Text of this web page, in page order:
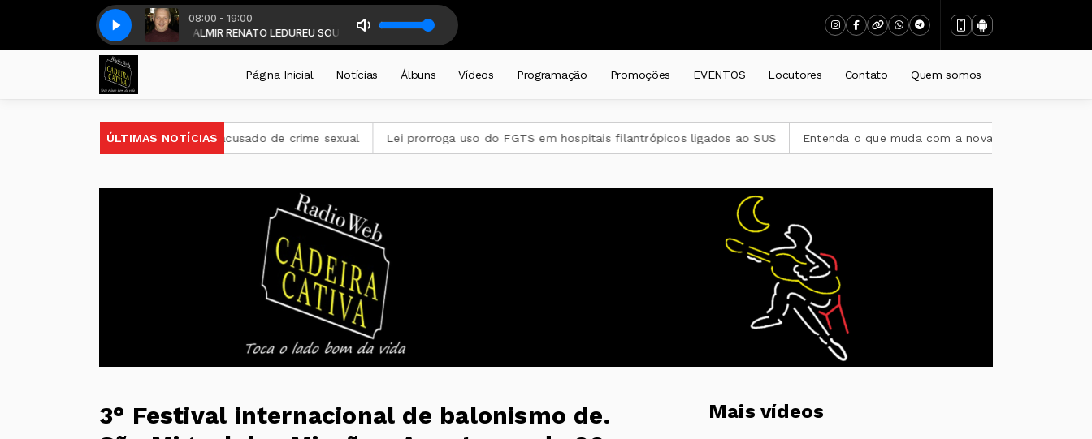
08:00 - 19:00
- DALMIR LEDUR - com DALMIR RENATO LEDUREU SOU DO SUL SEM FRONTEIRAS - DALMIR LEDUR - com DALMIR RENATO LEDUR
Alma Xucra - XOTE ANTIGO - 2026Raone & Grupo Alma Xucra - XOTE ANTIGO - 2026
Página Inicial Notícias Álbuns Vídeos Programação Promoções EVENTOS Locutores Contato Quem somos
ÚLTIMAS NOTÍCIAS
para ministro do STJ acusado de crime sexual Lei prorroga uso do FGTS em hospitais filantrópicos ligados ao SUS Entenda o que muda com a nova Lei do Frete
3° Festival internacional de balonismo de.
Mais vídeos